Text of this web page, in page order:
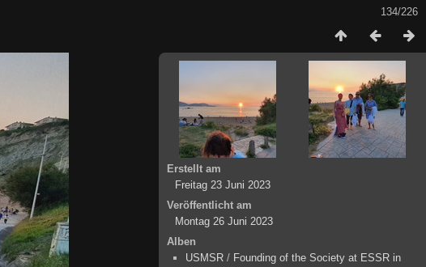
134/226
Erstellt am
Freitag 23 Juni 2023
Veröffentlicht am
Montag 26 Juni 2023
Alben
USMSR / Founding of the Society at ESSR in